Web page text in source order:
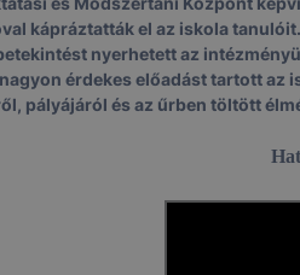
kápráztatták el az iskola
nyerhetett az
érdekes előadást tartott az
pályájáról és az űrben töltött